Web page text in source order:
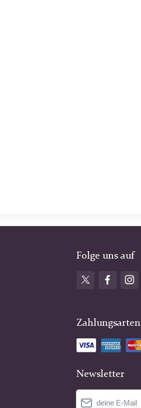
Folge uns auf
Zahlungsarten
Newsletter